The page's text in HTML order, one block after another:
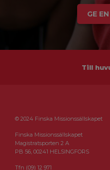
GE
Till
© 2024 Finska Missionssällskapet
Finska Missionssällskapet
Magistratsporten 2 A
PB 56, 00241 HELSINGFORS
Tfn (09) 12 971